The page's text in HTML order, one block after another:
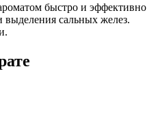
быстро и эффективно
выделения сальных желез.